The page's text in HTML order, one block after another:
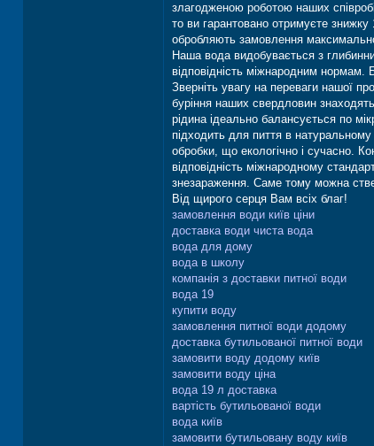
злагодженою роботою наших
то ви гарантовано отримуєте
обробляють замовлення
Наша вода видобувається з
відповідність міжнародним нормам.
Зверніть увагу на переваги нашої
буріння наших свердловин
рідина ідеально балансується по
підходить для пиття в натуральному
обробки, що екологічно і сучасно.
відповідність міжнародному
знезараження. Саме тому можна
Від щирого серця Вам всіх благ!
замовлення води київ ціни
доставка води чиста вода
вода для дому
вода в школу
компанія з доставки питної води
вода 19
купити воду
замовлення питної води додому
доставка бутильованої питної води
замовити воду додому київ
замовити воду ціна
вода 19 л доставка
вартість бутильованої води
вода київ
замовити бутильовану воду київ